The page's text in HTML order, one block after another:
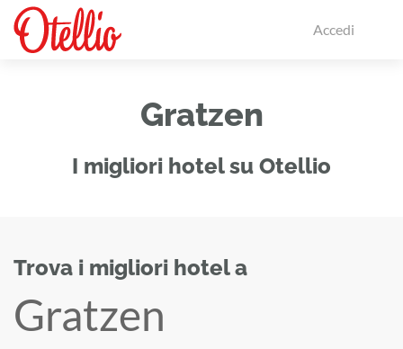
Accedi
Gratzen
I migliori hotel su Otellio
Trova i migliori hotel a
Gratzen